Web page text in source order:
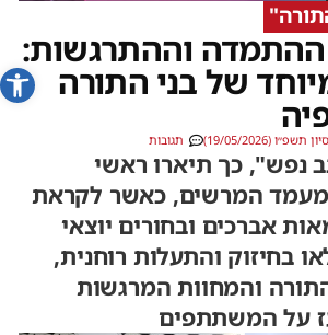
פתח
וההתרגשות:
של בני התורה
תשפ״ו (19/05/2026) תגובות
נפש", כך תיארו ראשי
המרשים, כאשר לקראת
אברכים ובחורים יוצאי
בחיזוק והתעלות רוחנית,
והמחוות המרגשות
על המשתתפים